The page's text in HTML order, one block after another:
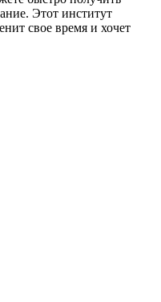
Этот институт
свое время и хочет